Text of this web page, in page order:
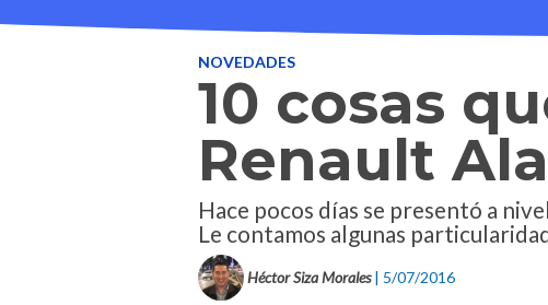
NOVEDADES
10 cosas
Renault
Hace pocos días se presentó a
Le contamos algunas
Héctor Siza Morales | 5/07/2016